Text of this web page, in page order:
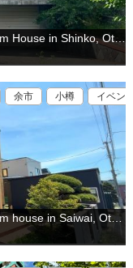
物件情報 戸建住宅 小樽市新光(6-Bedroom House in Shinko, Otaru is for Sale)
余市 小樽
イベン
物件情報 戸建住宅 小樽市幸 (5-Bedroom house in Saiwai, Otaru is for sale)